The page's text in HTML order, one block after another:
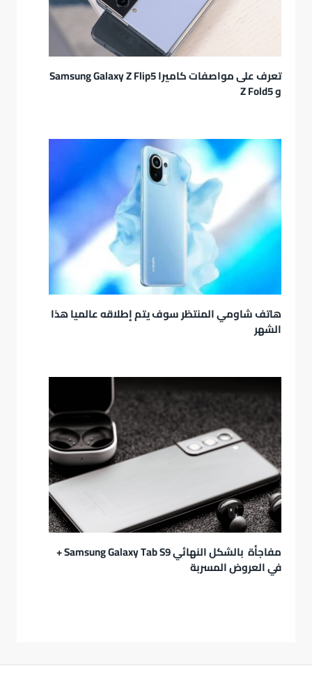
تعرف على مواصفات كاميرا Samsung Galaxy Z Flip5
و Z Fold5
هاتف شاومي المنتظر سوف يتم إطلاقه عالميا هذا
الشهر
مفاجأة بالشكل النهائي Samsung Galaxy Tab S9 +
في العروض المسربة